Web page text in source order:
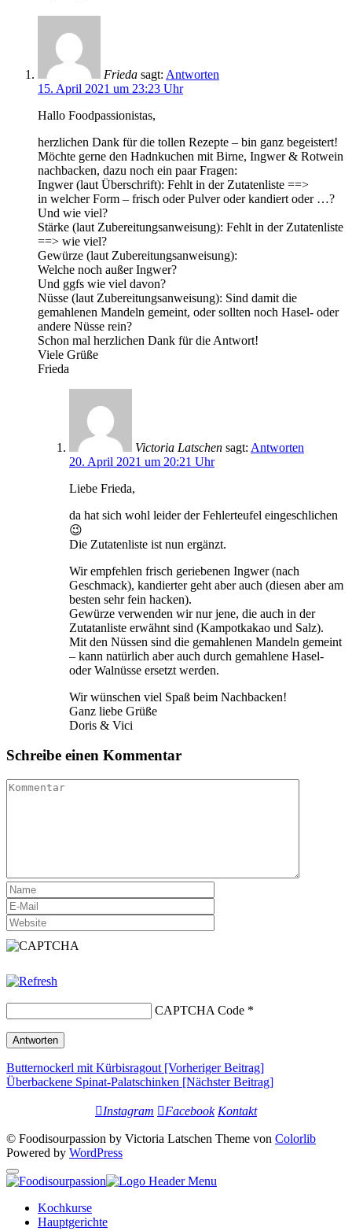
Frieda sagt: Antworten
15. April 2021 um 23:23 Uhr
Hallo Foodpassionistas,
herzlichen Dank für die tollen Rezepte – bin ganz begeistert!
Möchte gerne den Hadnkuchen mit Birne, Ingwer & Rotwein
nachbacken, dazu noch ein paar Fragen:
Ingwer (laut Überschrift): Fehlt in der Zutatenliste ==>
in welcher Form – frisch oder Pulver oder kandiert oder …?
Und wie viel?
Stärke (laut Zubereitungsanweisung): Fehlt in der Zutatenliste
==> wie viel?
Gewürze (laut Zubereitungsanweisung):
Welche noch außer Ingwer?
Und ggfs wie viel davon?
Nüsse (laut Zubereitungsanweisung): Sind damit die
gemahlenen Mandeln gemeint, oder sollten noch Hasel- oder
andere Nüsse rein?
Schon mal herzlichen Dank für die Antwort!
Viele Grüße
Frieda
Victoria Latschen sagt: Antworten
20. April 2021 um 20:21 Uhr
Liebe Frieda,
da hat sich wohl leider der Fehlerteufel eingeschlichen
😉
Die Zutatenliste ist nun ergänzt.
Wir empfehlen frisch geriebenen Ingwer (nach
Geschmack), kandierter geht aber auch (diesen aber am
besten sehr fein hacken).
Gewürze verwenden wir nur jene, die auch in der
Zutatanliste erwähnt sind (Kampotkakao und Salz).
Mit den Nüssen sind die gemahlenen Mandeln gemeint
– kann natürlich aber auch durch gemahlene Hasel-
oder Walnüsse ersetzt werden.
Wir wünschen viel Spaß beim Nachbacken!
Ganz liebe Grüße
Doris & Vici
Schreibe einen Kommentar
CAPTCHA Code *
Beitrags-
Navigation
Butternockerl mit Kürbisragout [Vorheriger Beitrag]
Überbackene Spinat-Palatschinken [Nächster Beitrag]
Instagram Facebook Kontakt
© Foodisourpassion by Victoria Latschen Theme von Colorlib
Powered by WordPress
Kochkurse
Hauptgerichte